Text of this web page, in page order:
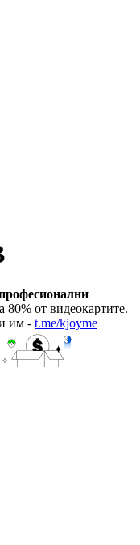
80% от видеокартите.
им - t.me/kjoyme